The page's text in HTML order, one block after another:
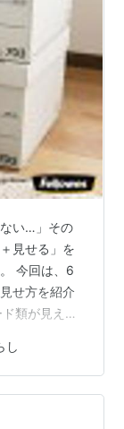
ない…」その
見せる」を
今回は、6
せ方を紹介
類が見えて
収納で一気
（ホワイト・
のまま重ねて
。 【フルブ
し